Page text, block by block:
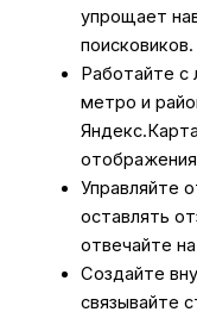
упрощает
поисковиков.
Работайте с
метро и
Управляйте
оставлять
отвечайте
Создайте
связывайте